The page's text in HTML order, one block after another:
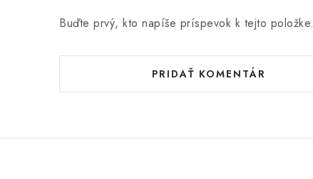
Buďte prvý, kto napíše príspevok k tejto položke.
PRIDAŤ KOMENTÁR